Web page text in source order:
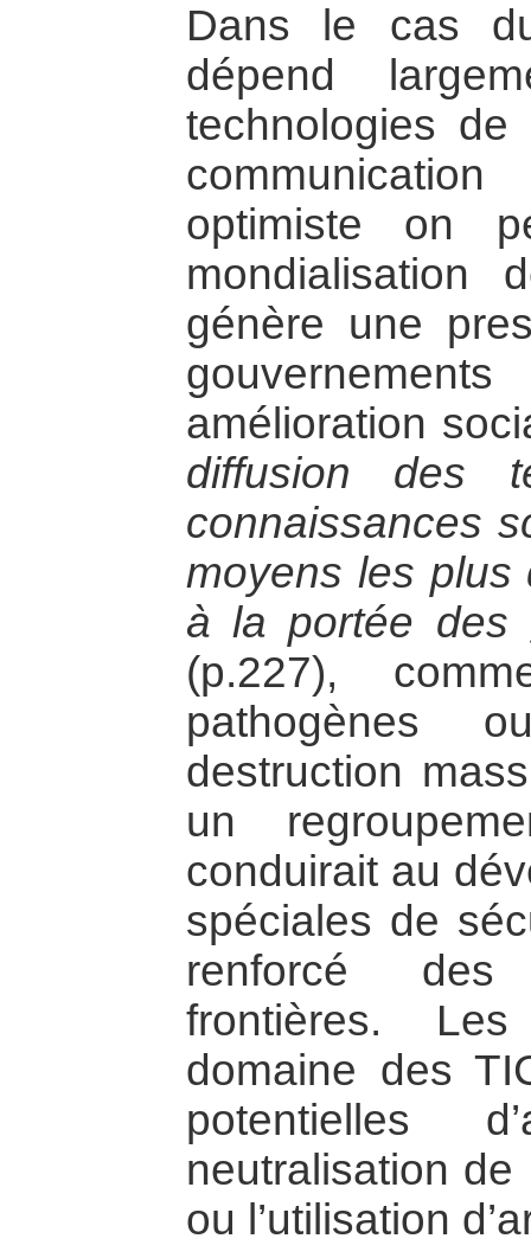
Dans le cas
dépend
technologies de
optimiste on
mondialisation
génère une
amélioration
diffusion des
connaissances
moyens les plus
à la portée des
(p.227),
pathogènes
destruction
un
conduirait au
spéciales de
renforcé des
frontières.
domaine des
potentielles
neutralisation de
ou l’utilisation